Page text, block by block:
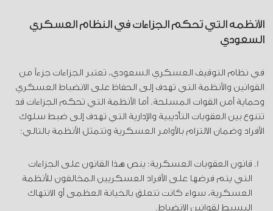
الأنظمة التي تحكم الجزاءات في النظام العسكري
السعودي
في نظام التوقيف العسكري السعودي، تعتبر الجزاءات جزءاً من
القوانين والأنظمة التي تهدف إلى الحفاظ على الانضباط العسكري
وحماية أمن القوات المسلحة. أما الأنظمة التي تحكم الجزاءات قد
تتنوع بين العقوبات التأديبية والإدارية التي تهدف إلى ضبط سلوك
الأفراد وضمان الالتزام بالأوامر العسكرية وتتمثل الأنظمة بالتالي:
قانون العقوبات العسكرية: ينص هذا القانون على الجزاءات
التي يتم فرضها على الأفراد العسكريين المخالفون للأنظمة
العسكرية، سواء كانت تتعلق بالخيانة العظمى أو الانتهاك
البسيط لقوانين الانضباط.